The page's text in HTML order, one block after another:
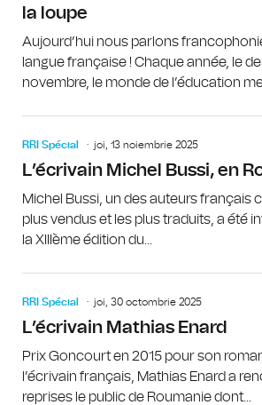
la loupe
Aujourd’hui nous parlons
langue française ! Chaque année, le
novembre, le monde de l’éducation
RRI Spécial joi, 13 noiembrie 2025
L’écrivain Michel Bussi, en
Michel Bussi, un des auteurs français
plus vendus et les plus traduits, a été
la XIIIème édition du...
RRI Spécial joi, 30 octombrie 2025
L’écrivain Mathias Enard
Prix Goncourt en 2015 pour son
l’écrivain français, Mathias Enard a
reprises le public de Roumanie dont...